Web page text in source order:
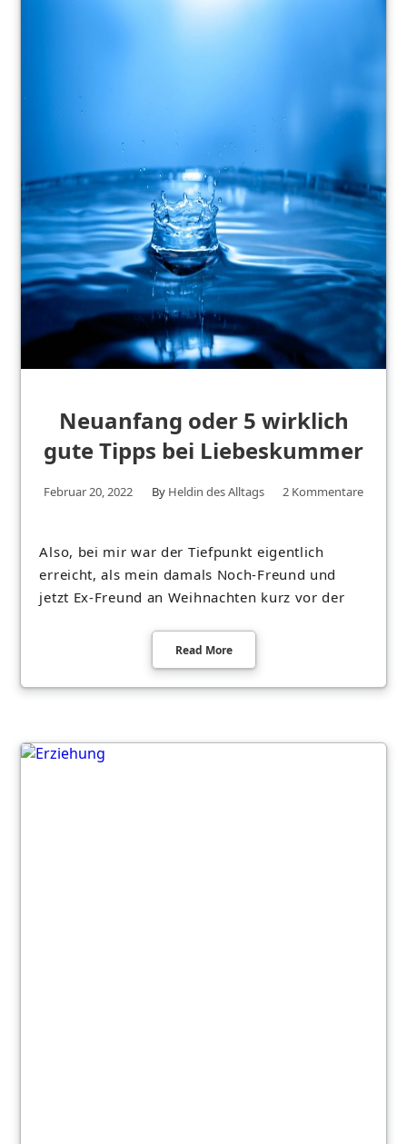
Neuanfang oder 5 wirklich
gute Tipps bei Liebeskummer
Februar 20, 2022 By Heldin des Alltags 2 Kommentare
Also, bei mir war der Tiefpunkt eigentlich
erreicht, als mein damals Noch-Freund und
jetzt Ex-Freund an Weihnachten kurz vor der
Read More